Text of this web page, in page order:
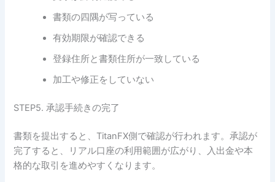
書類の四隅が写っている
有効期限が確認できる
登録住所と書類住所が一致している
加工や修正をしていない
STEP5. 承認手続きの完了
書類を提出すると、TitanFX側で確認が行われます。承認が
完了すると、リアル口座の利用範囲が広がり、入出金や本
格的な取引を進めやすくなります。